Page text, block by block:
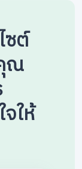
ซต์
ณ
ให้